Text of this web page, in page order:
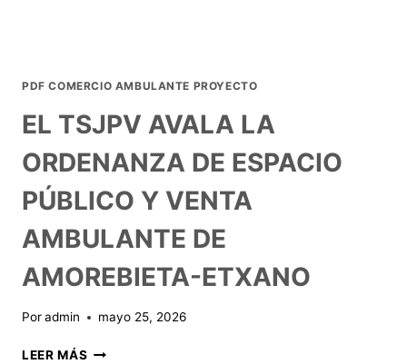
PDF COMERCIO AMBULANTE PROYECTO
EL TSJPV AVALA LA
ORDENANZA DE ESPACIO
PÚBLICO Y VENTA
AMBULANTE DE
AMOREBIETA-ETXANO
Poradmin mayo 25, 2026
LEER MÁS